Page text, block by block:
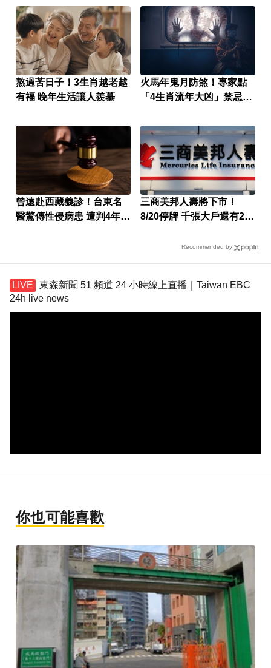
熬過苦日子！3生肖越老越
有福 晚年生活讓人羨慕
火馬年鬼月防煞！專家點
「4生肖流年大凶」禁忌一
曾遠赴西藏義診！台東名
醫驚傳性侵病患 遭判4年8
三商美邦人壽將下市！
8/20停牌 千張大戶還有252
Recommended by
東森新聞 51 頻道 24 小時線上直播｜Taiwan EBC
24h live news
你也可能喜歡